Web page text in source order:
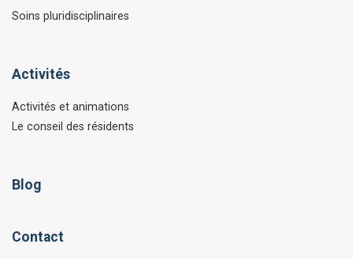
Soins pluridisciplinaires
Activités
Activités et animations
Le conseil des résidents
Blog
Contact